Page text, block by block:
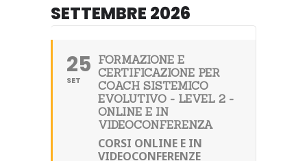
SETTEMBRE 2026
25
SET
FORMAZIONE E
CERTIFICAZIONE PER
COACH SISTEMICO
EVOLUTIVO - LEVEL 2 -
ONLINE E IN
VIDEOCONFERENZA
CORSI ONLINE E IN
VIDEOCONFERENZE